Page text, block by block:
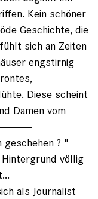
Kein schöner
Geschichte, die
sich an Zeiten
engstirnig
Diese scheint
Damen vom
? "
völlig
als Journalist